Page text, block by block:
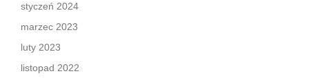
styczeń 2024
marzec 2023
luty 2023
listopad 2022